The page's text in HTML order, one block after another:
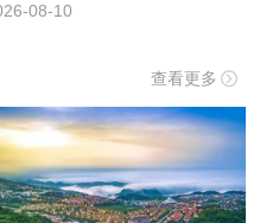
08-10
查看更多